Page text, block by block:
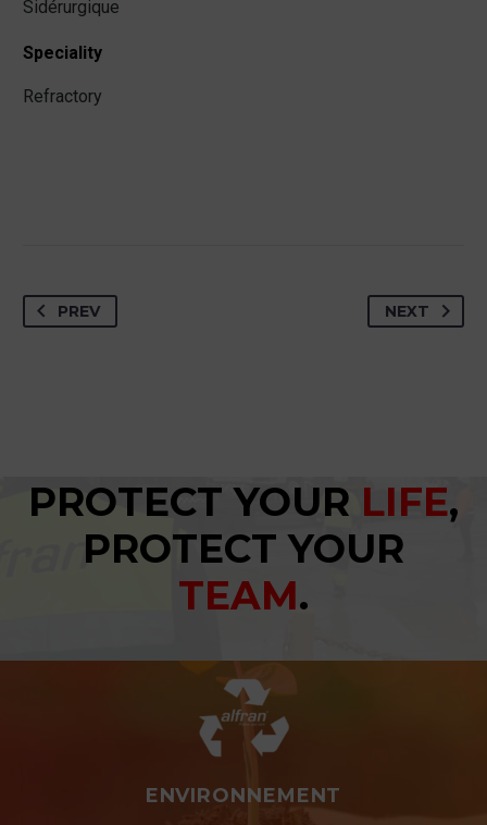
Sidérurgique
Speciality
Refractory
PREV NEXT
PROTECT YOUR LIFE,
PROTECT YOUR
TEAM.
ENVIRONNEMENT